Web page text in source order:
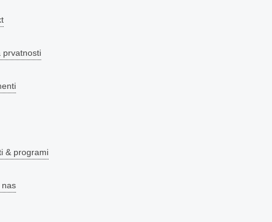
prvatnosti
& programi
nas